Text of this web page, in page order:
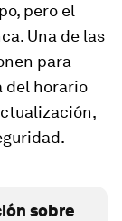
pero el
Una de las
para
del horario
sobre